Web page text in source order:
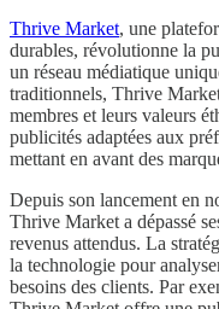
Thrive Market, une
durables, révolutionne la
un réseau médiatique
traditionnels, Thrive
membres et leurs valeurs
publicités adaptées aux
mettant en avant des
Depuis son lancement en
Thrive Market a dépassé
revenus attendus. La
la technologie pour
besoins des clients. Par